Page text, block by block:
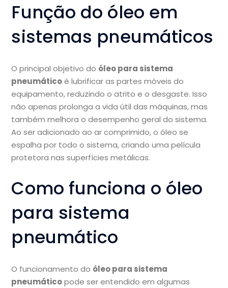
Função do óleo em
sistemas pneumáticos
O principal objetivo do óleo para sistema
pneumáticoé lubrificar as partes móveis do
equipamento, reduzindo o atrito e o desgaste. Isso
não apenas prolonga a vida útil das máquinas, mas
também melhora o desempenho geral do sistema.
Ao ser adicionado ao ar comprimido, o óleo se
espalha por todo o sistema, criando uma película
protetora nas superfícies metálicas.
Como funciona o óleo
para sistema
pneumático
O funcionamento do óleo para sistema
pneumáticopode ser entendido em algumas